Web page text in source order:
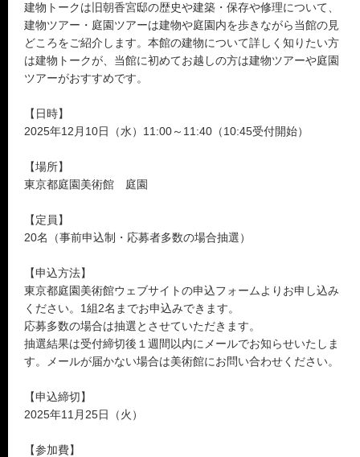
建物トークは旧朝香宮邸の歴史や建築・保存や修理について、
建物ツアー・庭園ツアーは建物や庭園内を歩きながら当館の見
どころをご紹介します。本館の建物について詳しく知りたい方
は建物トークが、当館に初めてお越しの方は建物ツアーや庭園
ツアーがおすすめです。
【日時】
2025年12月10日（水）11:00～11:40（10:45受付開始）
【場所】
東京都庭園美術館 庭園
【定員】
20名（事前申込制・応募者多数の場合抽選）
【申込方法】
東京都庭園美術館ウェブサイトの申込フォームよりお申し込み
ください。1組2名までお申込みできます。
応募多数の場合は抽選とさせていただきます。
抽選結果は受付締切後１週間以内にメールでお知らせいたしま
す。メールが届かない場合は美術館にお問い合わせください。
【申込締切】
2025年11月25日（火）
【参加費】